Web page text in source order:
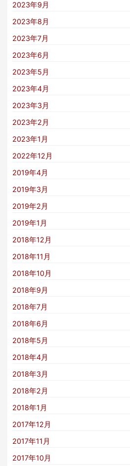
2023年9月
2023年8月
2023年7月
2023年6月
2023年5月
2023年4月
2023年3月
2023年2月
2023年1月
2022年12月
2019年4月
2019年3月
2019年2月
2019年1月
2018年12月
2018年11月
2018年10月
2018年9月
2018年7月
2018年6月
2018年5月
2018年4月
2018年3月
2018年2月
2018年1月
2017年12月
2017年11月
2017年10月